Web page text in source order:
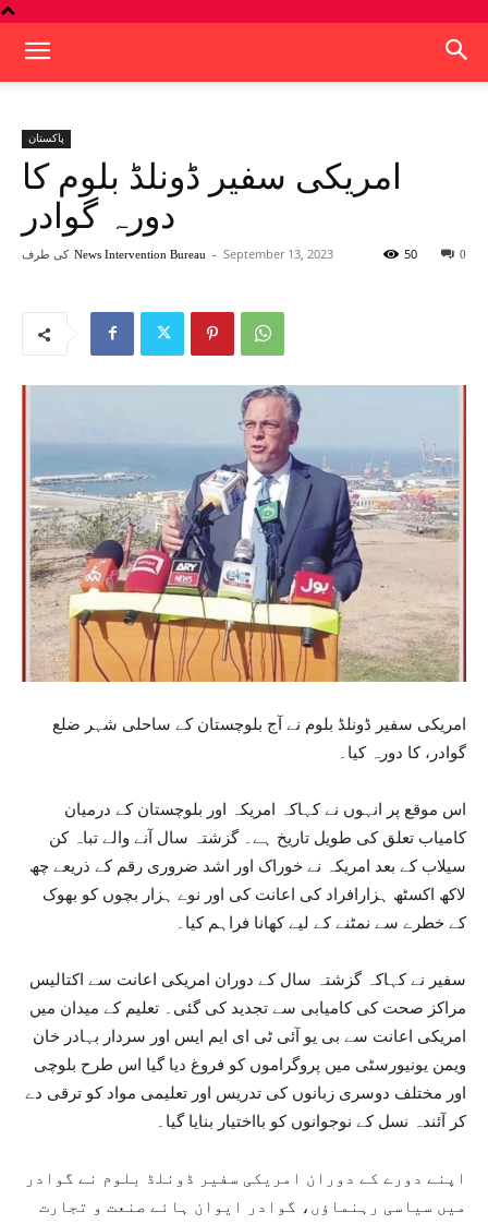
پاکستان
امریکی سفیر ڈونلڈ بلوم کا
دورہ گوادر
کی طرف News Intervention Bureau - September 13, 2023 0
50
امریکی سفیر ڈونلڈ بلوم نے آج بلوچستان کے ساحلی شہر ضلع
گوادر، کا دورہ کیا۔
اس موقع پر انہوں نے کہاکہ امریکہ اور بلوچستان کے درمیان
کامیاب تعلق کی طویل تاریخ ہے۔ گزشتہ سال آنے والے تباہ کن
سیلاب کے بعد امریکہ نے خوراک اور اشد ضروری رقم کے ذریعے چھ
لاکھ اکسٹھ ہزارافراد کی اعانت کی اور نوے ہزار بچوں کو بھوک
کے خطرے سے نمٹنے کے لیے کھانا فراہم کیا۔
سفیر نے کہاکہ گزشتہ سال کے دوران امریکی اعانت سے اکتالیس
مراکز صحت کی کامیابی سے تجدید کی گئی۔ تعلیم کے میدان میں
امریکی اعانت سے بی یو آئی ٹی ای ایم ایس اور سردار بہادر خان
ویمن یونیورسٹی میں پروگراموں کو فروغ دیا گیا اس طرح بلوچی
اور مختلف دوسری زبانوں کی تدریس اور تعلیمی مواد کو ترقی دے
کر آئندہ نسل کے نوجوانوں کو بااختیار بنایا گیا۔
اپنے دورے کے دوران امریکی سفیر ڈونلڈ بلوم نے گوادر
میں سیاسی رہنماؤں، گوادر ایوان ہائے صنعت و تجارت